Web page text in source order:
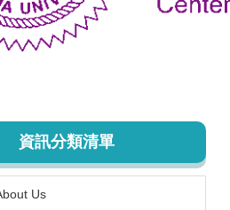
資訊分類清單
Us